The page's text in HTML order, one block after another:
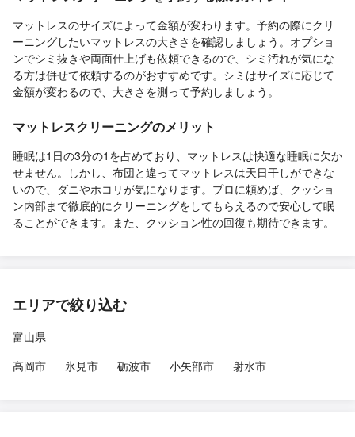
マットレスのサイズによって金額が変わります。予約の際にクリ
ーニングしたいマットレスの大きさを確認しましょう。オプショ
ンでシミ抜きや両面仕上げも依頼できるので、シミ汚れが気にな
る方は併せて依頼するのがおすすめです。シミはサイズに応じて
金額が変わるので、大きさを測って予約しましょう。
マットレスクリーニングのメリット
睡眠は1日の3分の1を占めており、マットレスは快適な睡眠に欠か
せません。しかし、布団と違ってマットレスは天日干しができな
いので、ダニやホコリが気になります。プロに頼めば、クッショ
ン内部まで徹底的にクリーニングをしてもらえるので安心して眠
ることができます。また、クッション性の回復も期待できます。
エリアで絞り込む
富山県
高岡市
氷見市 砺波市 小矢部市 射水市